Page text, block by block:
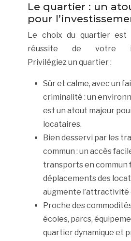
Le quartier : un
pour
Le choix du quartier est
réussite de votre
Privilégiez un quartier :
Sûr et calme, avec un
criminalité : un
est un atout majeur
locataires.
Bien desservi par les
commun : un accès
transports en commun
déplacements des
augmente l’attractivité
Proche des
écoles, parcs,
quartier dynamique et